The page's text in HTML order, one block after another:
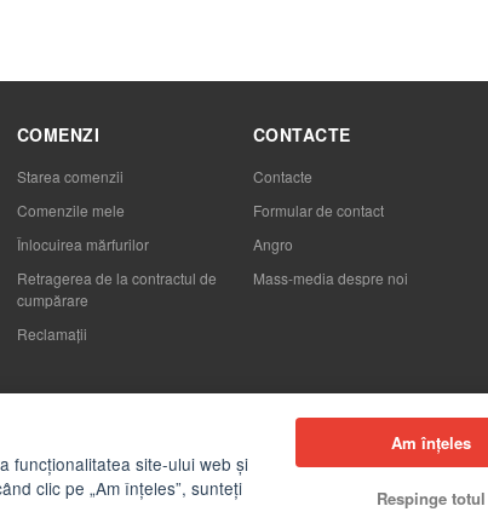
COMENZI
Starea comenzii
Comenzile mele
Înlocuirea mărfurilor
Retragerea de la contractul de
cumpărare
Reclamaţii
CONTACTE
Contacte
Formular de contact
Angro
Mass-media despre noi
funcționalitatea site-ului web și
clic pe „Am înțeles”, sunteți
Am înțeles
Respinge totul